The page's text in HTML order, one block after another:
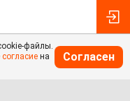
файлы.
согласие на
Согласен